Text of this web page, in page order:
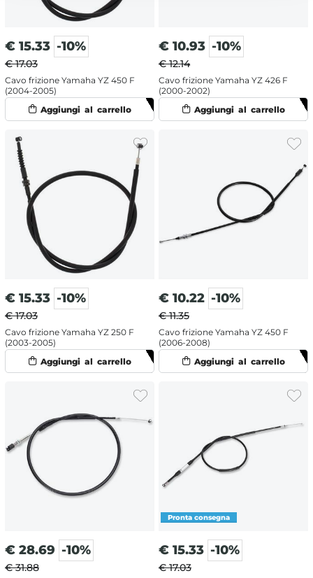
€ 15.33 -10%
€ 17.03
Cavo frizione Yamaha YZ 450 F
(2004-2005)
€ 10.93 -10%
€ 12.14
Cavo frizione Yamaha YZ 426 F
(2000-2002)
€ 15.33 -10%
€ 17.03
Cavo frizione Yamaha YZ 250 F
(2003-2005)
€ 10.22 -10%
€ 11.35
Cavo frizione Yamaha YZ 450 F
(2006-2008)
€ 28.69 -10%
€ 31.88
€ 15.33 -10%
€ 17.03